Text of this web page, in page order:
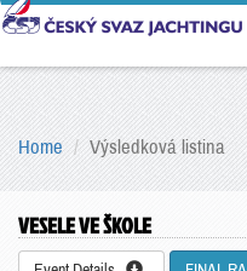
Home Výsledková listina
VESELE VE ŠKOLE